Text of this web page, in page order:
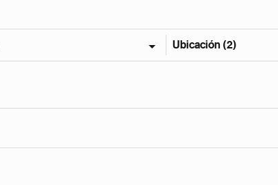
Ubicación (2)